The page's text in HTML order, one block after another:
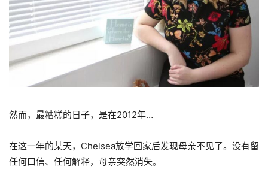
然而，最糟糕的日子，是在2012年…
在这一年的某天，Chelsea放学回家后发现母亲不见了。没有留
任何口信、任何解释，母亲突然消失。